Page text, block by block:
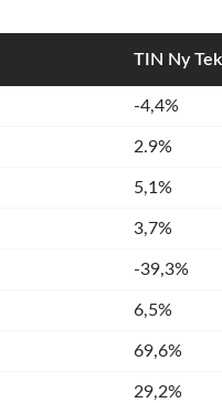
TIN Ny
-4,4%
2.9%
5,1%
3,7%
-39,3%
6,5%
69,6%
29,2%